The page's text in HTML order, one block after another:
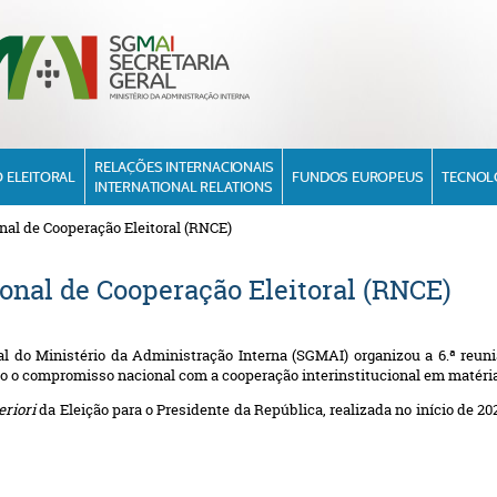
RELAÇÕES INTERNACIONAIS
INTERNATIONAL RELATIONS
FUNDOS EUROPEUS
de Cooperação Eleitoral (RNCE)
de Cooperação Eleitoral (RNCE)
do Ministério da Administração Interna (SGMAI) organizou a 6.ª
o compromisso nacional com a cooperação interinstitucional em
da Eleição para o Presidente da República, realizada no início de